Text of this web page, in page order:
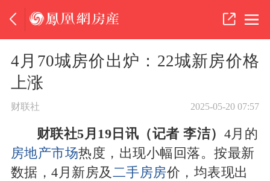
4月70城房价出炉：22城新房价格
上涨
财联社 2025-05-20 07:57
财联社5月19日讯（记者 李洁） 4月的
房地产市场热度，出现小幅回落。按最新
数据，4月新房及 二手房房价，均表现出